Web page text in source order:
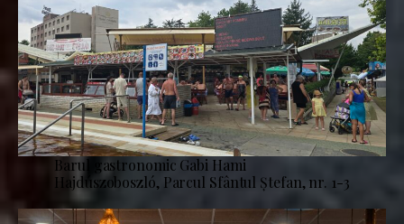
Barul gastronomic Gabi Hami
Hajdúszoboszló, Parcul Sfântul Ștefan, nr. 1-3